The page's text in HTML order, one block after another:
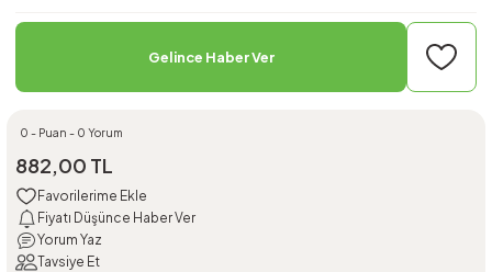
Gelince Haber Ver
0 - Puan - 0 Yorum
882,00 TL
Fiyatı Düşünce Haber Ver
Yorum Yaz
Tavsiye Et